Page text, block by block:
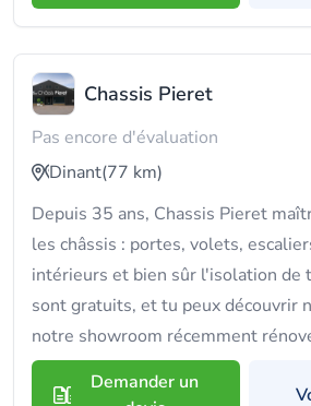
Chassis Pieret
Pas encore d'évaluation
Dinant(77 km)
Depuis 35 ans, Chassis Pieret
les châssis : portes, volets,
intérieurs et bien sûr l'isolation de
sont gratuits, et tu peux découvrir
notre showroom récemment
Demander un